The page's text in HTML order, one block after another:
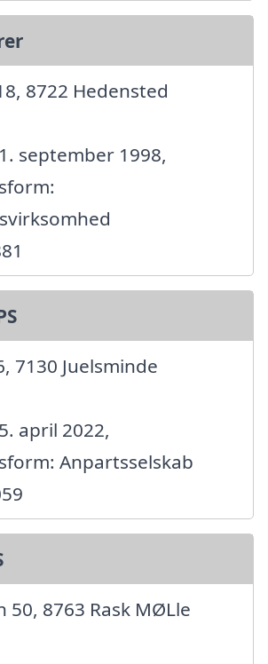
8722 Hedensted
september 1998,
7130 Juelsminde
april 2022,
Anpartsselskab
50, 8763 Rask MØLle